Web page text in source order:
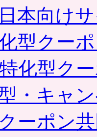
本向け
型クー
化型ク
・キャ
ーポン